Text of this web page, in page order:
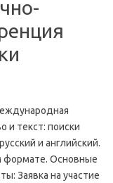
и текст: поиски
и английский.
формате. Основные
Заявка на участие